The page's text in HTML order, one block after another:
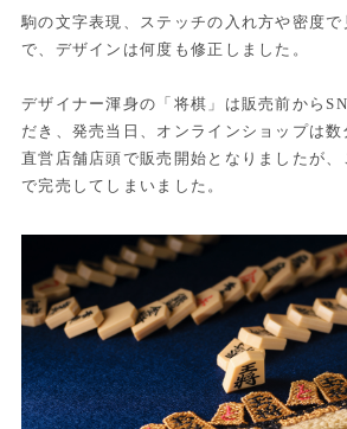
駒の文字表現、ステッチの入れ方や密度
で、デザインは何度も修正しました。
デザイナー渾身の「将棋」は販売前から
だき、発売当日、オンラインショップは
直営店舗店頭で販売開始となりましたが、
で完売してしまいました。